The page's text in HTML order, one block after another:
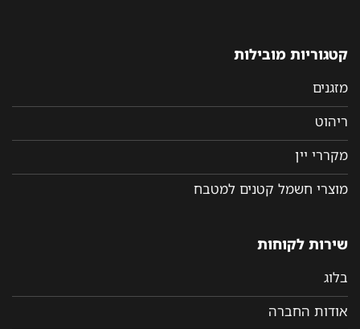
קטגוריות מובילות
מזגנים
ריהוט
מקררי יין
מוצרי חשמל קטנים למטבח
שירות לקוחות
בלוג
אודות החברה